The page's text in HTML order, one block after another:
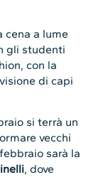
cena a lume
gli studenti
con la
di capi
si terrà un
vecchi
sarà la
, dove